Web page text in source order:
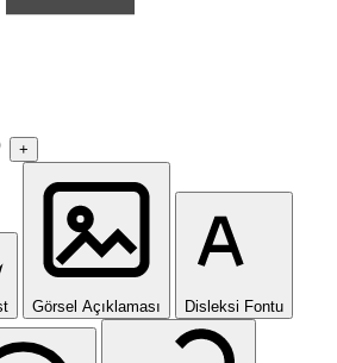
+
Görsel Açıklaması Disleksi Fontu